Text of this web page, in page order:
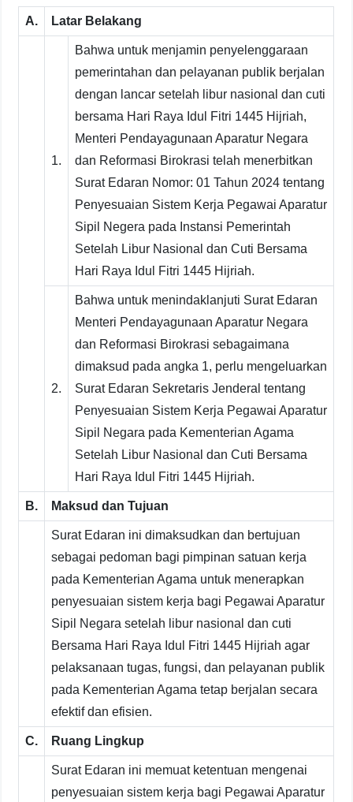
A. Latar Belakang
1.
Bahwa untuk menjamin penyelenggaraan
pemerintahan dan pelayanan publik berjalan
dengan lancar setelah libur nasional dan cuti
bersama Hari Raya Idul Fitri 1445 Hijriah,
Menteri Pendayagunaan Aparatur Negara
dan Reformasi Birokrasi telah menerbitkan
Surat Edaran Nomor: 01 Tahun 2024 tentang
Penyesuaian Sistem Kerja Pegawai Aparatur
Sipil Negera pada Instansi Pemerintah
Setelah Libur Nasional dan Cuti Bersama
Hari Raya Idul Fitri 1445 Hijriah.
2.
Bahwa untuk menindaklanjuti Surat Edaran
Menteri Pendayagunaan Aparatur Negara
dan Reformasi Birokrasi sebagaimana
dimaksud pada angka 1, perlu mengeluarkan
Surat Edaran Sekretaris Jenderal tentang
Penyesuaian Sistem Kerja Pegawai Aparatur
Sipil Negara pada Kementerian Agama
Setelah Libur Nasional dan Cuti Bersama
Hari Raya Idul Fitri 1445 Hijriah.
B. Maksud dan Tujuan
Surat Edaran ini dimaksudkan dan bertujuan
sebagai pedoman bagi pimpinan satuan kerja
pada Kementerian Agama untuk menerapkan
penyesuaian sistem kerja bagi Pegawai Aparatur
Sipil Negara setelah libur nasional dan cuti
Bersama Hari Raya Idul Fitri 1445 Hijriah agar
pelaksanaan tugas, fungsi, dan pelayanan publik
pada Kementerian Agama tetap berjalan secara
efektif dan efisien.
C. Ruang Lingkup
Surat Edaran ini memuat ketentuan mengenai
penyesuaian sistem kerja bagi Pegawai Aparatur